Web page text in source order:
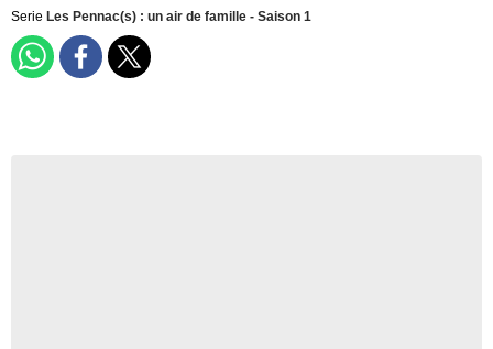
Serie Les Pennac(s) : un air de famille - Saison 1